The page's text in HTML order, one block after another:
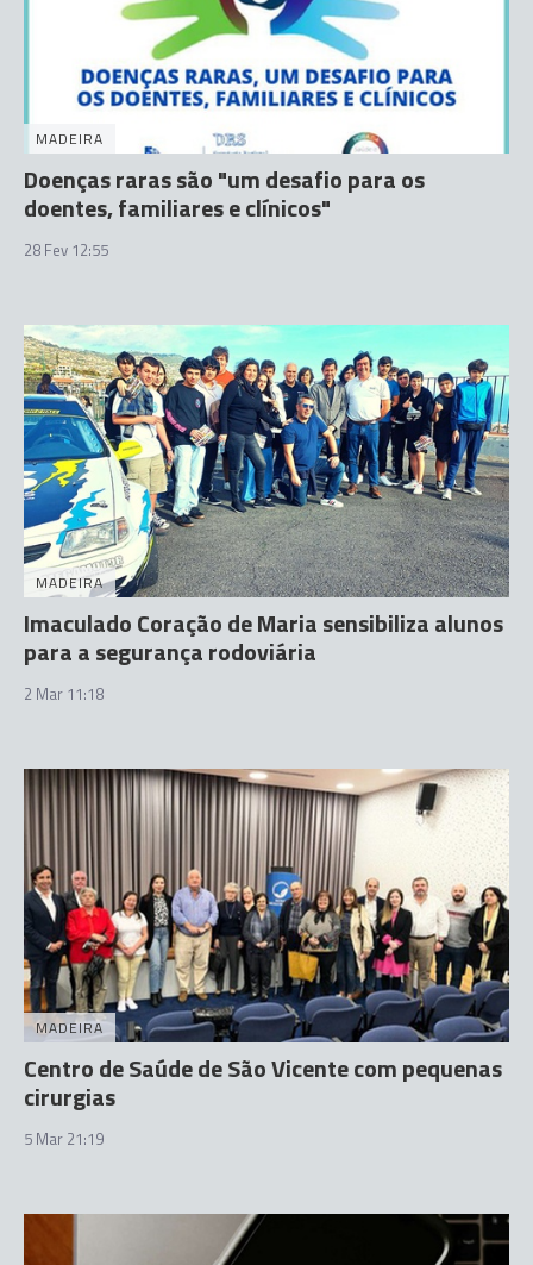
MADEIRA
Doenças raras são "um desafio para os
doentes, familiares e clínicos"
28 Fev 12:55
MADEIRA
Imaculado Coração de Maria sensibiliza alunos
para a segurança rodoviária
2 Mar 11:18
MADEIRA
Centro de Saúde de São Vicente com pequenas
cirurgias
5 Mar 21:19